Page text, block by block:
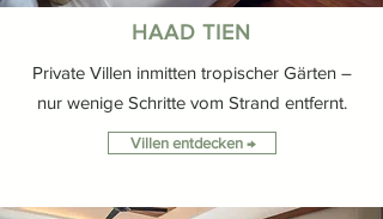
HAAD TIEN
Private Villen inmitten tropischer Gärten –
nur wenige Schritte vom Strand entfernt.
Villen entdecken →